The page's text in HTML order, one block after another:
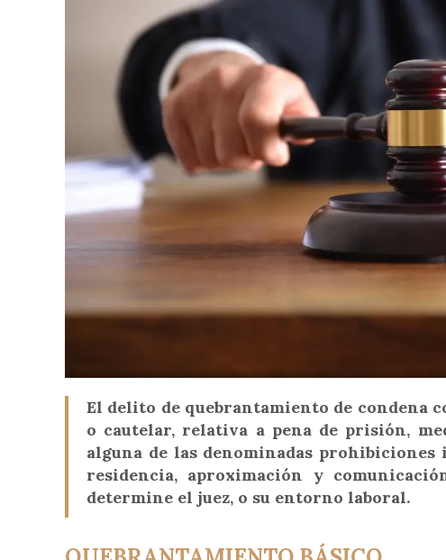
El delito de quebrantamiento de
o cautelar, relativa a pena de prisión,
alguna de las denominadas
residencia, aproximación y
determine el juez, o su entorno laboral.